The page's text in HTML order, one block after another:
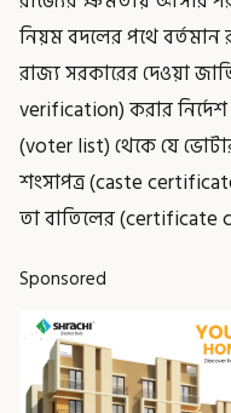
নিয়ম বদলের পথে বর্তমান
রাজ্য সরকারের দেওয়া
verification) করার
(voter list) থেকে যে
শংসাপত্র (caste
তা বাতিলের (certificate
Sponsored